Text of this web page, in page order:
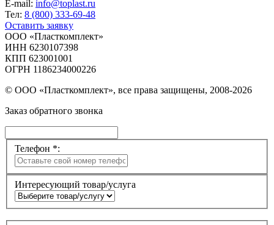
E-mail: info@toplast.ru
Тел: 8 (800) 333-69-48
Оставить заявку
ООО «Пласткомплект»
ИНН 6230107398
КПП 623001001
ОГРН 1186234000226
© ООО «Пласткомплект», все права защищены, 2008-2026
Заказ обратного звонка
Телефон *:
Интересующий товар/услуга